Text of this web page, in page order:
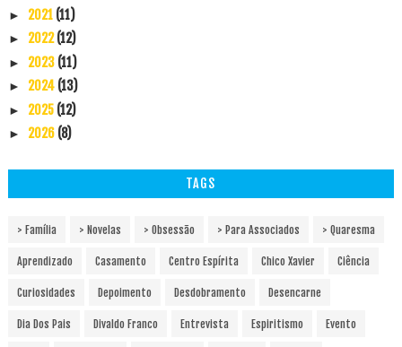
► 2021 (11)
► 2022(12)
► 2023 (11)
► 2024 (13)
► 2025 (12)
► 2026 (8)
TAGS
> Família > Novelas > Obsessão > Para Associados > Quaresma
Aprendizado Casamento Centro Espírita Chico Xavier Ciência
Curiosidades Depoimento Desdobramento Desencarne
Dia Dos Pais Divaldo Franco Entrevista Espiritismo Evento